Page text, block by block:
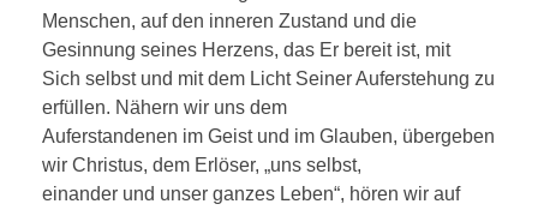
Menschen, auf den inneren Zustand und die
Gesinnung seines Herzens, das Er bereit ist, mit
Sich selbst und mit dem Licht Seiner Auferstehung zu
erfüllen. Nähern wir uns dem
Auferstandenen im Geist und im Glauben, übergeben
wir Christus, dem Erlöser, „uns selbst,
einander und unser ganzes Leben“, hören wir auf